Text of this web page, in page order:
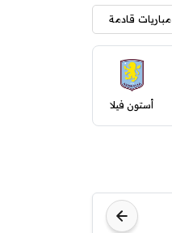
مباريات قادمة
أستون فيلا